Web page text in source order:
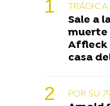
TRÁGICA
Sale a
muerte
Affleck
casa
POR SU